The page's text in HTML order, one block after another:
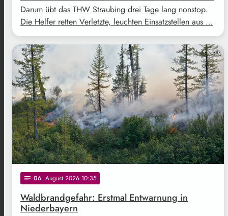
Darum übt das THW Straubing drei Tage lang nonstop.
Die Helfer retten Verletzte, leuchten Einsatzstellen aus …
Freepik
notes 06. August 2026 10:35
Waldbrandgefahr: Erstmal Entwarnung in
Niederbayern